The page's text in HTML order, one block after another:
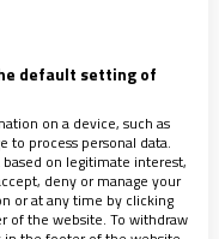
y permanecer cerca
pedido
del Papa: “Es el
de nuestro
la discriminación
default setting of
on a device, such as
to process personal data.
on legitimate interest,
deny or manage your
or at any time by clicking
the website. To withdraw